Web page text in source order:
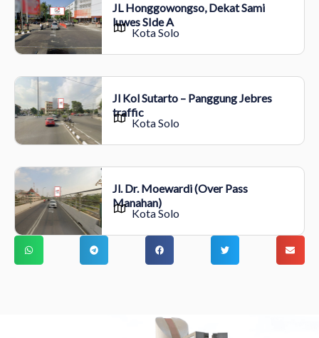
JL Honggowongso, Dekat Sami
luwes SIde A
Kota Solo
Jl Kol Sutarto – Panggung Jebres
traffic
Kota Solo
Jl. Dr. Moewardi (Over Pass
Manahan)
Kota Solo